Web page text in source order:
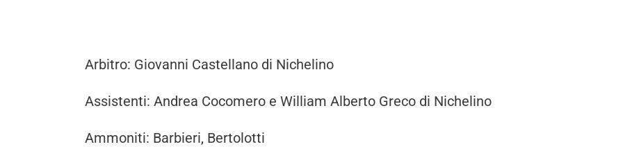
Arbitro: Giovanni Castellano di Nichelino
Assistenti: Andrea Cocomero e William Alberto Greco di Nichelino
Ammoniti: Barbieri, Bertolotti